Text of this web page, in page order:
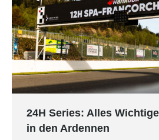
24H Series: Alles
in den Ardennen